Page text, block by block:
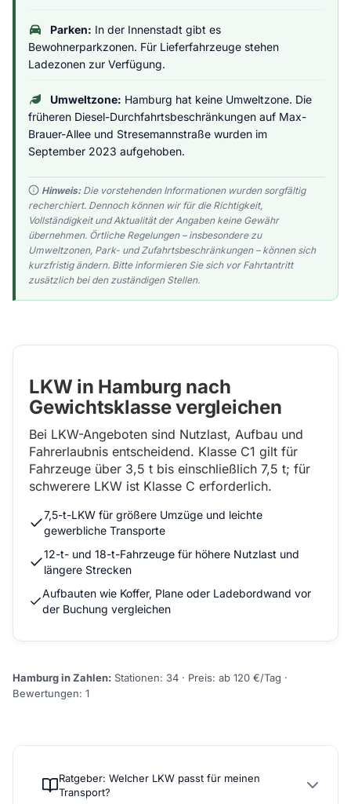
Parken: In der Innenstadt gibt es
Bewohnerparkzonen. Für Lieferfahrzeuge stehen
Ladezonen zur Verfügung.
Umweltzone: Hamburg hat keine Umweltzone. Die
früheren Diesel-Durchfahrtsbeschränkungen auf Max-
Brauer-Allee und Stresemannstraße wurden im
September 2023 aufgehoben.
Hinweis:Die vorstehenden Informationen wurden sorgfältig
recherchiert. Dennoch können wir für die Richtigkeit,
Vollständigkeit und Aktualität der Angaben keine Gewähr
übernehmen. Örtliche Regelungen – insbesondere zu
Umweltzonen, Park- und Zufahrtsbeschränkungen – können sich
kurzfristig ändern. Bitte informieren Sie sich vor Fahrtantritt
zusätzlich bei den zuständigen Stellen.
LKW in Hamburg nach
Gewichtsklasse vergleichen
Bei LKW-Angeboten sind Nutzlast, Aufbau und
Fahrerlaubnis entscheidend. Klasse C1 gilt für
Fahrzeuge über 3,5 t bis einschließlich 7,5 t; für
schwerere LKW ist Klasse C erforderlich.
7,5-t-LKW für größere Umzüge und leichte
gewerbliche Transporte
12-t- und 18-t-Fahrzeuge für höhere Nutzlast und
längere Strecken
Aufbauten wie Koffer, Plane oder Ladebordwand vor
der Buchung vergleichen
Hamburg in Zahlen: Stationen: 34 · Preis: ab 120 €/Tag ·
Bewertungen: 1
Ratgeber: Welcher LKW passt für meinen
Transport?